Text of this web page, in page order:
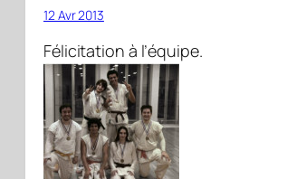
12 Avr 2013
Félicitation à l’équipe.